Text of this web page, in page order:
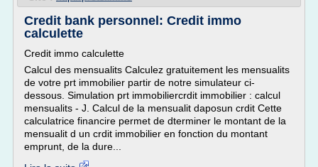
Credit bank personnel: Credit immo
calculette
Credit immo calculette
Calcul des mensualits Calculez gratuitement les mensualits
de votre prt immobilier partir de notre simulateur ci-
dessous. Simulation prt immobiliercrdit immobilier : calcul
mensualits - J. Calcul de la mensualit daposun crdit Cette
calculatrice financire permet de dterminer le montant de la
mensualit d un crdit immobilier en fonction du montant
emprunt, de la dure...